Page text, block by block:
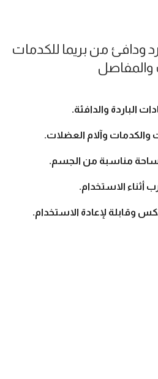
ودافئ من بريما للكدمات
والمفاصل
الباردة والدافئة.
وآلام العضلات.
الاستخدام.
وقابلة لإعادة الاستخدام.